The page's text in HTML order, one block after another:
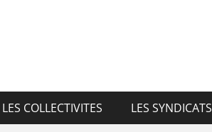
LES COLLECTIVITES LES SYNDICATS